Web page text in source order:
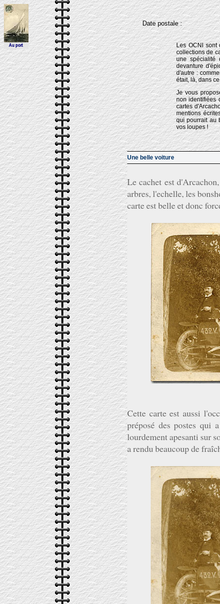
Date postale :
Les OCNI sont
collections de
une spécialité
devanture
d'autre :
était, là, dans
Je vous
non identifiées
cartes
mentions
qui pourrait au
vos loupes !
Une belle voiture
Le cachet est
arbres, l'echelle, les
carte est belle et donc
Cette carte est aussi
préposé des postes qui
lourdement apesanti sur
a rendu beaucoup de